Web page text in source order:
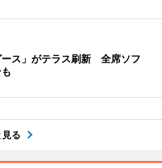
ース」がテラス刷新 全席ソフ
見る